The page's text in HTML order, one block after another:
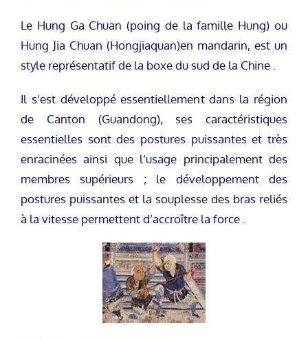
Le Hung Ga Chuan (poing de la famille Hung) ou
Hung Jia Chuan (Hongjiaquan)en mandarin, est un
style représentatif de la boxe du sud de la Chine .
Il s’est développé essentiellement dans la région
de Canton (Guandong), ses caractéristiques
essentielles sont des postures puissantes et très
enracinées ainsi que l’usage principalement des
membres supérieurs ; le développement des
postures puissantes et la souplesse des bras reliés
à la vitesse permettent d’accroître la force .